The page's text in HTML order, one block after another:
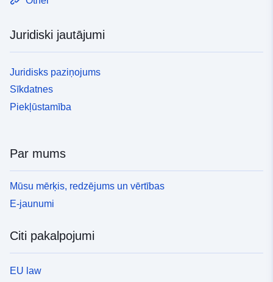
Juridiski jautājumi
Juridisks paziņojums
Sīkdatnes
Piekļūstamība
Par mums
Mūsu mērķis, redzējums un vērtības
E-jaunumi
Citi pakalpojumi
EU law